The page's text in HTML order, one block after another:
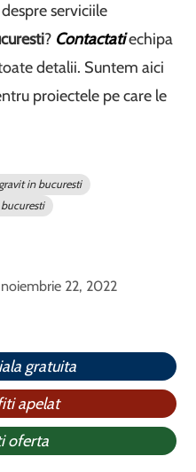
serviciile
? Contactatiechipa
detalii. Suntem aici
proiectele pe care le
in bucuresti
noiembrie 22, 2022
gratuita
apelat
oferta